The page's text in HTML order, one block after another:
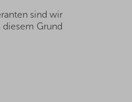
sind wir
diesem Grund